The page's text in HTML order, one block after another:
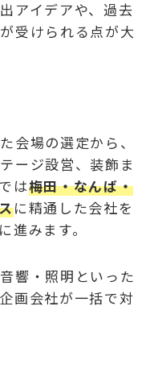
アイデアや、過去
受けられる点が大
会場の選定から、
ージ設営、装飾ま
は梅田・なんば・
に精通した会社を
進みます。
響・照明といった
画会社が一括で対